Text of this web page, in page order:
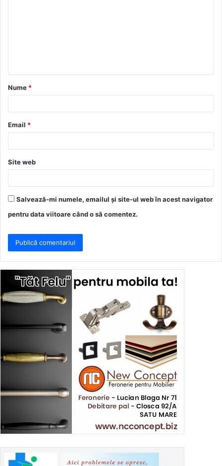
a
r
*
Nume *
Email *
Site web
Salvează-mi numele, emailul și site-ul web în acest navigator
pentru data viitoare când o să comentez.